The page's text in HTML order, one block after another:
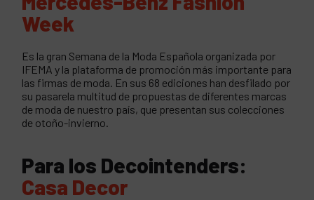
Week
Es la gran Semana de la Moda Española organizada por
IFEMA y la plataforma de promoción más importante para
las firmas de moda. En sus 68 ediciones han desfilado por
su pasarela multitud de propuestas de diferentes marcas
de moda de nuestro país, que presentan sus colecciones
de otoño-invierno.
Para los Decointenders:
Casa Decor